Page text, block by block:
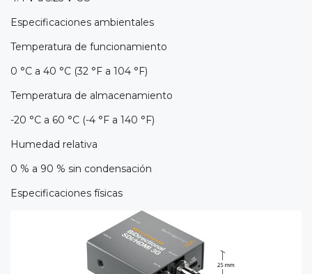
Especificaciones ambientales
Temperatura de funcionamiento
0 °C a 40 °C (32 °F a 104 °F)
Temperatura de almacenamiento
-20 °C a 60 °C (-4 °F a 140 °F)
Humedad relativa
0 % a 90 % sin condensación
Especificaciones físicas